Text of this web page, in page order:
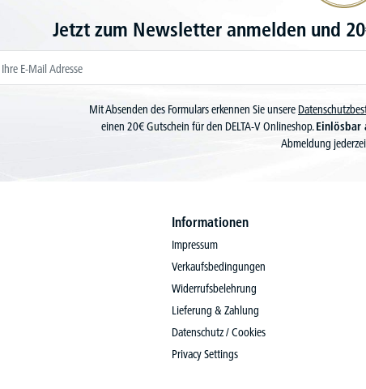
Jetzt zum Newsletter anmelden und
Mit Absenden des Formulars erkennen Sie unsere
einen 20€ Gutschein für den DELTA-V Onlineshop.Einlösbar
Abmeldung
Informationen
Impressum
Verkaufsbedingungen
Widerrufsbelehrung
Lieferung & Zahlung
Datenschutz / Cookies
Privacy Settings